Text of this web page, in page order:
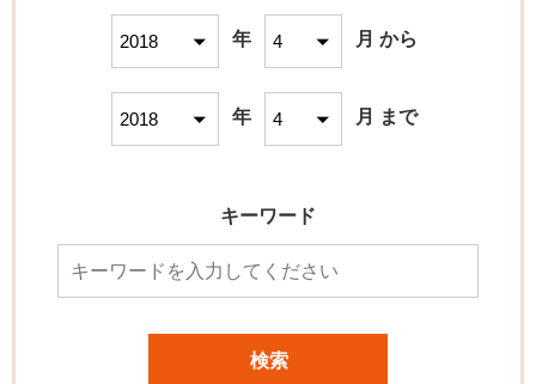
年 月 から
年 月 まで
キーワード
検索